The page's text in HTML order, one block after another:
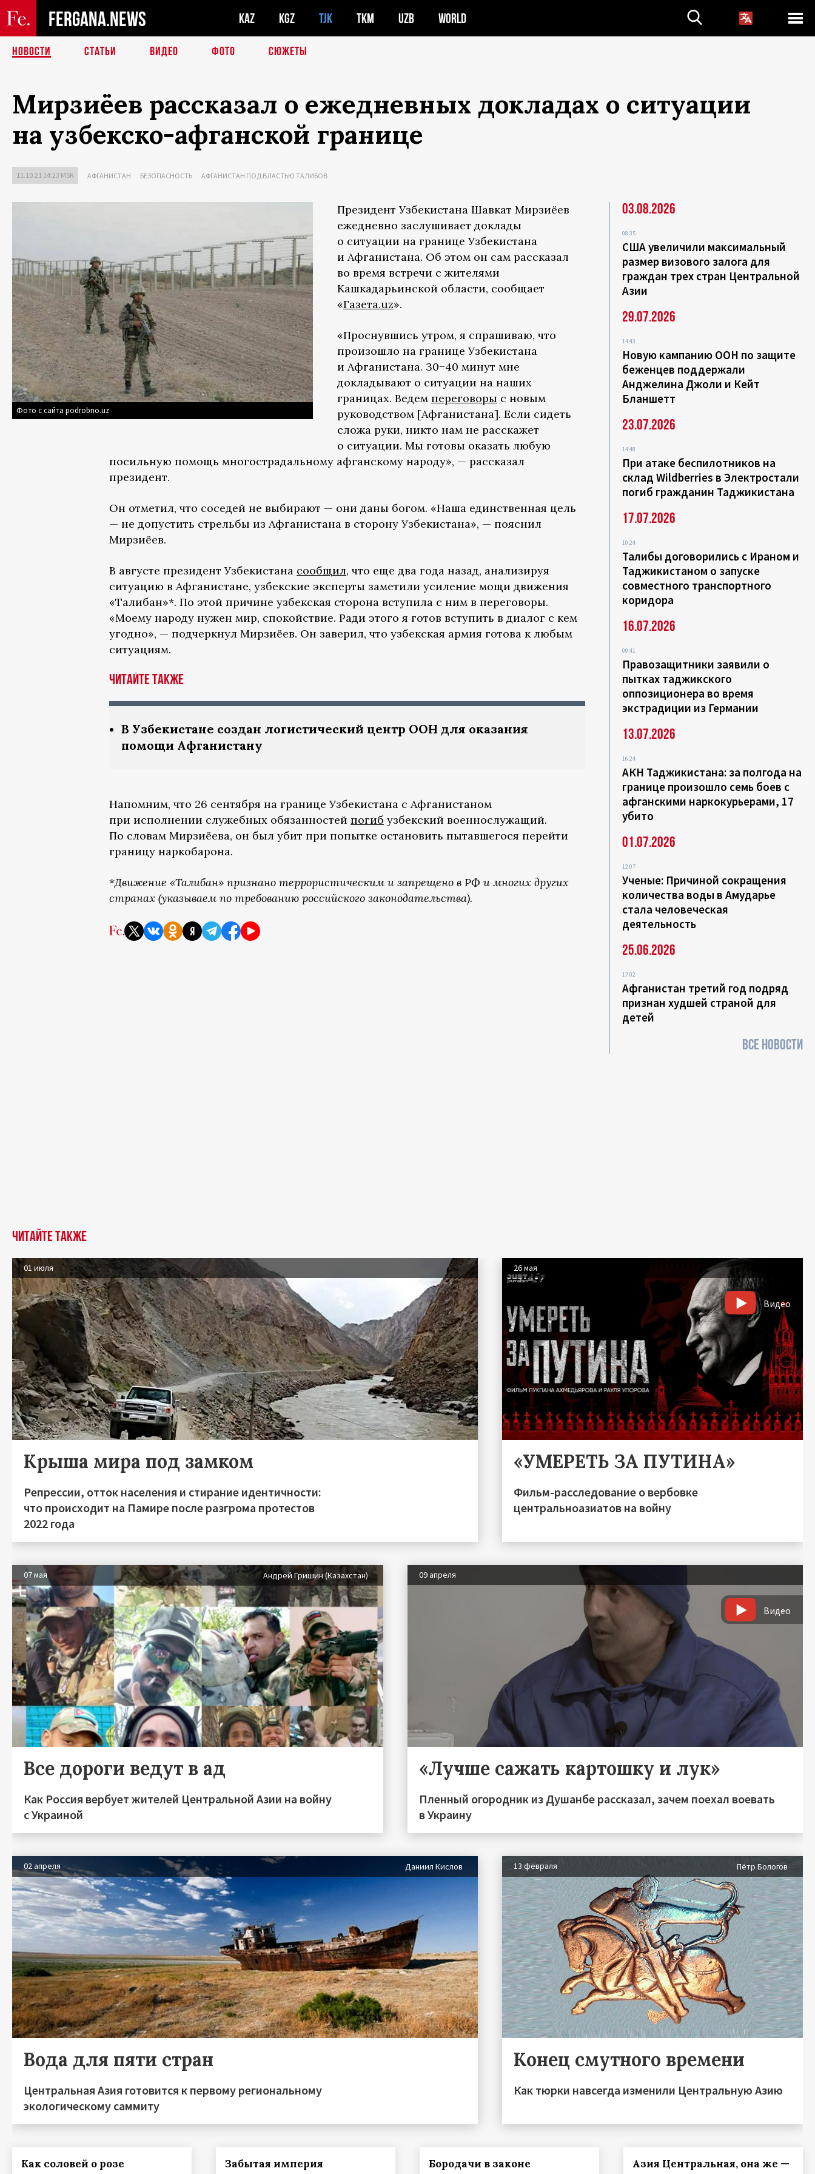
FERGANA.NEWS KAZ KGZ TJK TKM UZB WORLD
НОВОСТИ СТАТЬИ ВИДЕО ФОТО СЮЖЕТЫ
Мирзиёев рассказал о ежедневных докладах о ситуации
на узбекско-афганской границе
11.10.21 14:23 MSK АФГАНИСТАН БЕЗОПАСНОСТЬ АФГАНИСТАН ПОД ВЛАСТЬЮ ТАЛИБОВ
Фото с сайта podrobno.uz
Президент Узбекистана Шавкат Мирзиёев
ежедневно заслушивает доклады
о ситуации на границе Узбекистана
и Афганистана. Об этом он сам рассказал
во время встречи с жителями
Кашкадарьинской области, сообщает
«Газета.uz».
«Проснувшись утром, я спрашиваю, что
произошло на границе Узбекистана
и Афганистана. 30−40 минут мне
докладывают о ситуации на наших
границах. Ведем переговоры с новым
руководством [Афганистана]. Если сидеть
сложа руки, никто нам не расскажет
о ситуации. Мы готовы оказать любую
посильную помощь многострадальному афганскому народу», — рассказал
президент.
Он отметил, что соседей не выбирают — они даны богом. «Наша единственная цель
— не допустить стрельбы из Афганистана в сторону Узбекистана», — пояснил
Мирзиёев.
В августе президент Узбекистана сообщил, что еще два года назад, анализируя
ситуацию в Афганистане, узбекские эксперты заметили усиление мощи движения
«Талибан»*. По этой причине узбекская сторона вступила с ним в переговоры.
«Моему народу нужен мир, спокойствие. Ради этого я готов вступить в диалог с кем
угодно», — подчеркнул Мирзиёев. Он заверил, что узбекская армия готова к любым
ситуациям.
Читайте также
В Узбекистане создан логистический центр ООН для оказания
помощи Афганистану
Напомним, что 26 сентября на границе Узбекистана с Афганистаном
при исполнении служебных обязанностей погиб узбекский военнослужащий.
По словам Мирзиёева, он был убит при попытке остановить пытавшегося перейти
границу наркобарона.
*Движение «Талибан» признано террористическим и запрещено в РФ и многих других
странах (указываем по требованию российского законодательства).
03.08.2026
08:35
США увеличили максимальный
размер визового залога для
граждан трех стран Центральной
Азии
29.07.2026
14:43
Новую кампанию ООН по защите
беженцев поддержали
Анджелина Джоли и Кейт
Бланшетт
23.07.2026
14:48
При атаке беспилотников на
склад Wildberries в Электростали
погиб гражданин Таджикистана
17.07.2026
10:24
Талибы договорились с Ираном и
Таджикистаном о запуске
совместного транспортного
коридора
16.07.2026
09:41
Правозащитники заявили о
пытках таджикского
оппозиционера во время
экстрадиции из Германии
13.07.2026
16:24
АКН Таджикистана: за полгода на
границе произошло семь боев с
афганскими наркокурьерами, 17
убито
01.07.2026
12:07
Ученые: Причиной сокращения
количества воды в Амударье
стала человеческая
деятельность
25.06.2026
17:02
Афганистан третий год подряд
признан худшей страной для
детей
ВСЕ НОВОСТИ
Читайте также
01 июля
Крыша мира под замком
Репрессии, отток населения и стирание идентичности:
что происходит на Памире после разгрома протестов
2022 года
26 мая
Видео
«УМЕРЕТЬ ЗА ПУТИНА»
Фильм-расследование о вербовке
центральноазиатов на войну
07 мая Андрей Гришин (Казахстан)
Все дороги ведут в ад
Как Россия вербует жителей Центральной Азии на войну
с Украиной
09 апреля
Видео
«Лучше сажать картошку и лук»
Пленный огородник из Душанбе рассказал, зачем поехал воевать
в Украину
02 апреля Даниил Кислов
Вода для пяти стран
Центральная Азия готовится к первому региональному
экологическому саммиту
13 февраля Пётр Бологов
Конец смутного времени
Как тюрки навсегда изменили Центральную Азию
Как соловей о розе Забытая империя Бородачи в законе
Азия Центральная, она же —